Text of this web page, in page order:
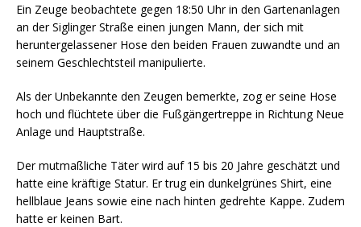
Ein Zeuge beobachtete gegen 18:50 Uhr in den Gartenanlagen
an der Siglinger Straße einen jungen Mann, der sich mit
heruntergelassener Hose den beiden Frauen zuwandte und an
seinem Geschlechtsteil manipulierte.
Als der Unbekannte den Zeugen bemerkte, zog er seine Hose
hoch und flüchtete über die Fußgängertreppe in Richtung Neue
Anlage und Hauptstraße.
Der mutmaßliche Täter wird auf 15 bis 20 Jahre geschätzt und
hatte eine kräftige Statur. Er trug ein dunkelgrünes Shirt, eine
hellblaue Jeans sowie eine nach hinten gedrehte Kappe. Zudem
hatte er keinen Bart.